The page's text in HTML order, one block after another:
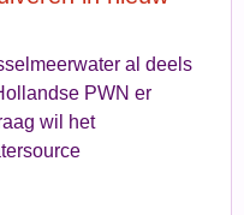
al deels
PWN er
wil het